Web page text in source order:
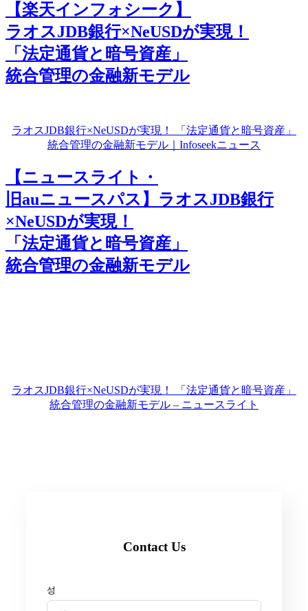
【楽天インフォシーク】
ラオスJDB銀行×NeUSDが実現！
「法定通貨と暗号資産」
統合管理の金融新モデル
ラオスJDB銀行×NeUSDが実現！ 「法定通貨と暗号資産」
統合管理の金融新モデル｜Infoseekニュース
【ニュースライト・
旧auニュースパス】ラオスJDB銀行
×NeUSDが実現！
「法定通貨と暗号資産」
統合管理の金融新モデル
ラオスJDB銀行×NeUSDが実現！ 「法定通貨と暗号資産」
統合管理の金融新モデル – ニュースライト
Contact Us
성